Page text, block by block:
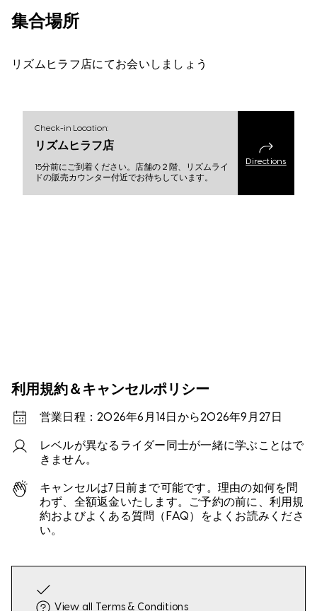
集合場所
リズムヒラフ店にてお会いしましょう
Check-in Location:
リズムヒラフ店
15分前にご到着ください。店舗の２階、リズムライ
ドの販売カウンター付近でお待ちしています。
Directions
利用規約＆キャンセルポリシー
営業日程：2026年6月14日から2026年9月27日
レベルが異なるライダー同士が一緒に学ぶことはで
きません。
キャンセルは7日前まで可能です。理由の如何を問
わず、全額返金いたします。ご予約の前に、利用規
約およびよくある質問（FAQ）をよくお読みくださ
い。
View all Terms & Conditions